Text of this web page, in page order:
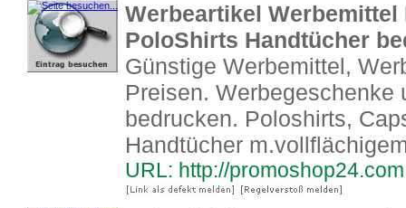
Werbeartikel
PoloShirts Handtücher
Günstige Werbemittel,
Preisen. Werbegeschenke
bedrucken. Poloshirts,
Handtücher
URL: http://promoshop24.com